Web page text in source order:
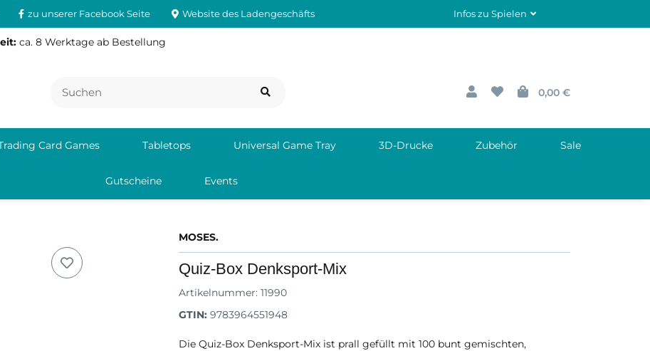
zu unserer Facebook Seite Website des Ladengeschäfts Infos zu Spielen
ca. 8 Werktage ab Bestellung
0,00 €
Card Games Tabletops Universal Game Tray 3D-Drucke Zubehör Sale
Gutscheine Events
MOSES.
Quiz-Box Denksport-Mix
Artikelnummer: 11990
GTIN: 9783964551948
Die Quiz-Box Denksport-Mix ist prall gefüllt mit 100 bunt gemischten,